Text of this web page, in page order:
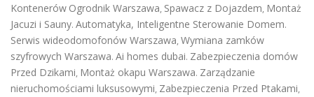
Kontenerów Ogrodnik Warszawa, Spawacz z Dojazdem, Montaż
Jacuzi i Sauny. Automatyka, Inteligentne Sterowanie Domem.
Serwis wideodomofonów Warszawa, Wymiana zamków
szyfrowych Warszawa. Ai homes dubai. Zabezpieczenia domów
Przed Dzikami, Montaż okapu Warszawa. Zarządzanie
nieruchomościami luksusowymi, Zabezpieczenia Przed Ptakami,